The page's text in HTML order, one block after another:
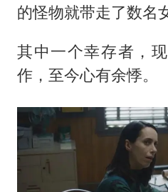
的怪物就带走了数名
其中一个幸存者，
作，至今心有余悸。